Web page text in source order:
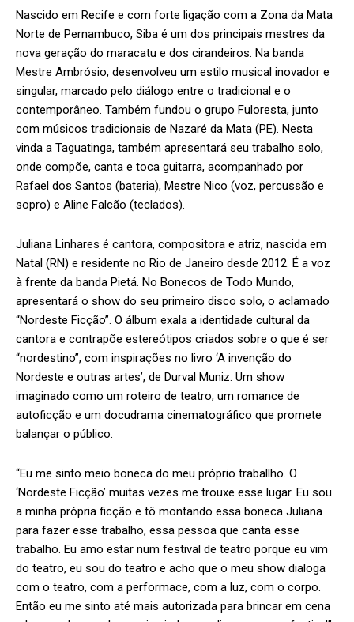
Nascido em Recife e com forte ligação com a Zona da Mata
Norte de Pernambuco, Siba é um dos principais mestres da
nova geração do maracatu e dos cirandeiros. Na banda
Mestre Ambrósio, desenvolveu um estilo musical inovador e
singular, marcado pelo diálogo entre o tradicional e o
contemporâneo. Também fundou o grupo Fuloresta, junto
com músicos tradicionais de Nazaré da Mata (PE). Nesta
vinda a Taguatinga, também apresentará seu trabalho solo,
onde compõe, canta e toca guitarra, acompanhado por
Rafael dos Santos (bateria), Mestre Nico (voz, percussão e
sopro) e Aline Falcão (teclados).
Juliana Linhares é cantora, compositora e atriz, nascida em
Natal (RN) e residente no Rio de Janeiro desde 2012. É a voz
à frente da banda Pietá. No Bonecos de Todo Mundo,
apresentará o show do seu primeiro disco solo, o aclamado
“Nordeste Ficção”. O álbum exala a identidade cultural da
cantora e contrapõe estereótipos criados sobre o que é ser
“nordestino”, com inspirações no livro ‘A invenção do
Nordeste e outras artes’, de Durval Muniz. Um show
imaginado como um roteiro de teatro, um romance de
autoficção e um docudrama cinematográfico que promete
balançar o público.
“Eu me sinto meio boneca do meu próprio traballho. O
‘Nordeste Ficção’ muitas vezes me trouxe esse lugar. Eu sou
a minha própria ficção e tô montando essa boneca Juliana
para fazer esse trabalho, essa pessoa que canta esse
trabalho. Eu amo estar num festival de teatro porque eu vim
do teatro, eu sou do teatro e acho que o meu show dialoga
com o teatro, com a performace, com a luz, com o corpo.
Então eu me sinto até mais autorizada para brincar em cena